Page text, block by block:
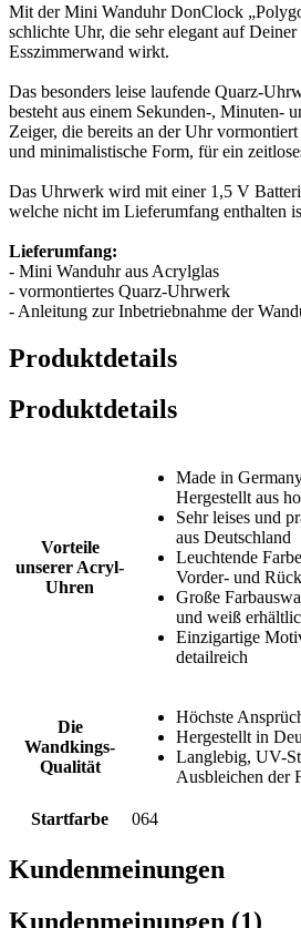
Mit der Mini Wanduhr DonClock
schlichte Uhr, die sehr elegant auf
Esszimmerwand wirkt.
Das besonders leise laufende Quarz-
besteht aus einem Sekunden-, Minuten-
Zeiger, die bereits an der Uhr
und minimalistische Form, für ein
Das Uhrwerk wird mit einer 1,5 V
welche nicht im Lieferumfang enthalten
Lieferumfang:
- Mini Wanduhr aus Acrylglas
- vormontiertes Quarz-Uhrwerk
- Anleitung zur Inbetriebnahme der
Produktdetails
Produktdetails
Vorteile
unserer Acryl-
Uhren
Made in
Hergestellt aus
Sehr leises und
aus Deutschland
Leuchtende
Vorder- und
Große
und weiß
Einzigartige
detailreich
Die
Wandkings-
Qualität
Höchste
Hergestellt in
Langlebig, UV-
Ausbleichen der
Startfarbe 064
Kundenmeinungen
Kundenmeinungen (1)